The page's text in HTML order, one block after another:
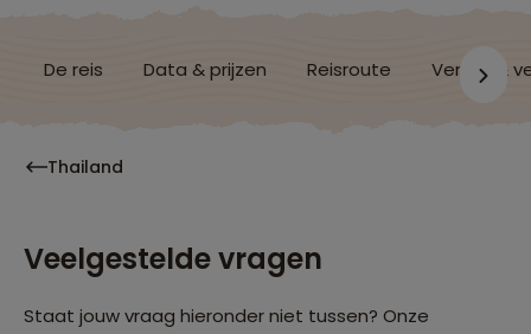
De reis Data & prijzen Reisroute Verblijf &
Thailand
Veelgestelde vragen
Staat jouw vraag hieronder niet tussen? Onze